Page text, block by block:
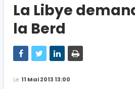
La Libye
la Berd
Le 11 Mai 2013 13:00